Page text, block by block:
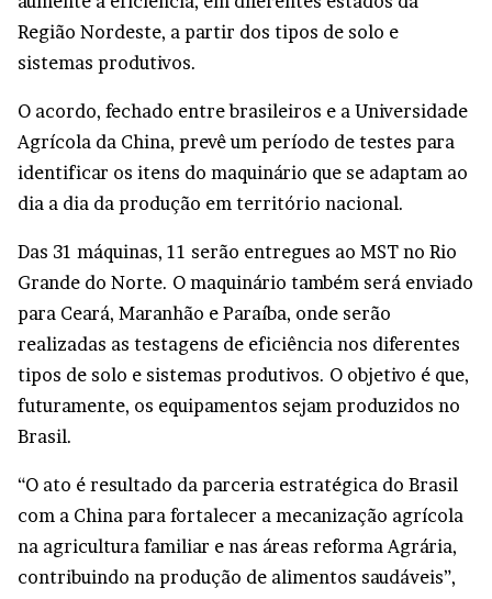
Região Nordeste, a partir dos tipos de solo e
sistemas produtivos.
O acordo, fechado entre brasileiros e a Universidade
Agrícola da China, prevê um período de testes para
identificar os itens do maquinário que se adaptam ao
dia a dia da produção em território nacional.
Das 31 máquinas, 11 serão entregues ao MST no Rio
Grande do Norte. O maquinário também será enviado
para Ceará, Maranhão e Paraíba, onde serão
realizadas as testagens de eficiência nos diferentes
tipos de solo e sistemas produtivos. O objetivo é que,
futuramente, os equipamentos sejam produzidos no
Brasil.
“O ato é resultado da parceria estratégica do Brasil
com a China para fortalecer a mecanização agrícola
na agricultura familiar e nas áreas reforma Agrária,
contribuindo na produção de alimentos saudáveis”,